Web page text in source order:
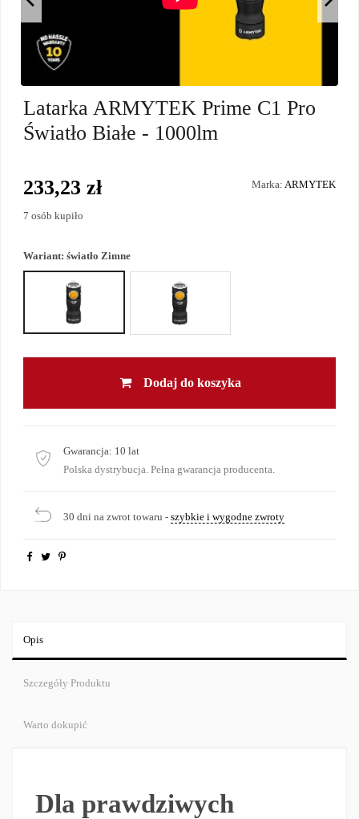
Latarka ARMYTEK Prime C1 Pro
Światło Białe - 1000lm
Marka: ARMYTEK
233,23 zł
7 osób kupiło
Wariant: światło Zimne
Dodaj do koszyka
Gwarancja: 10 lat
Polska dystrybucja. Pełna gwarancja producenta.
30 dni na zwrot towaru - szybkie i wygodne zwroty
Opis
Szczegóły Produktu
Warto dokupić
Dla prawdziwych